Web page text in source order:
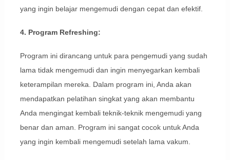
yang ingin belajar mengemudi dengan cepat dan efektif.
4. Program Refreshing:
Program ini dirancang untuk para pengemudi yang sudah
lama tidak mengemudi dan ingin menyegarkan kembali
keterampilan mereka. Dalam program ini, Anda akan
mendapatkan pelatihan singkat yang akan membantu
Anda mengingat kembali teknik-teknik mengemudi yang
benar dan aman. Program ini sangat cocok untuk Anda
yang ingin kembali mengemudi setelah lama vakum.